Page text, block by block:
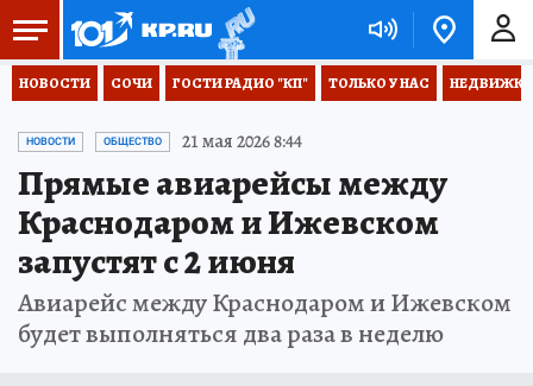
НОВОСТИ СОЧИ ГОСТИ РАДИО "КП" ТОЛЬКО У НАС НЕДВИЖКА
НОВОСТИ ОБЩЕСТВО 21 мая 2026 8:44
Прямые авиарейсы между
Краснодаром и Ижевском
запустят с 2 июня
Авиарейс между Краснодаром и Ижевском
будет выполняться два раза в неделю